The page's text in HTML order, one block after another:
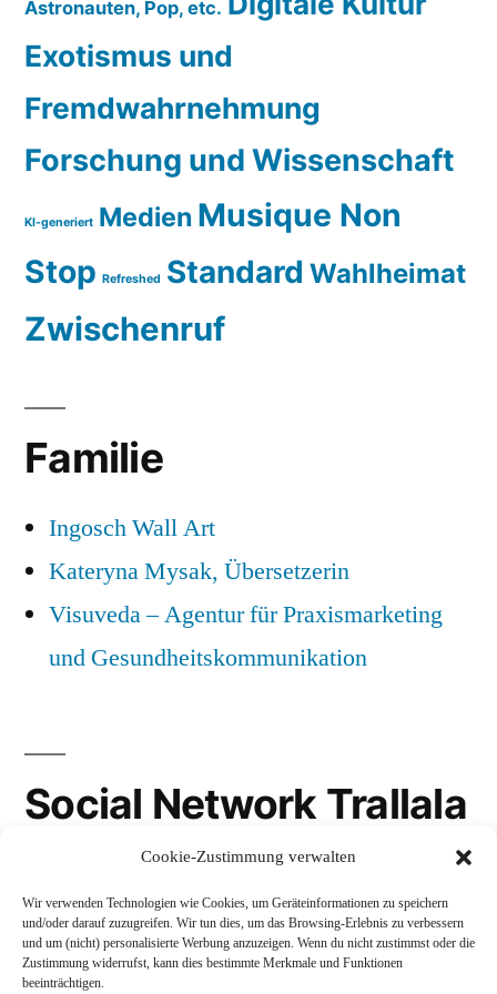
Cookie-Zustimmung verwalten
Wir verwenden Technologien wie Cookies, um Geräteinformationen zu speichern
und/oder darauf zuzugreifen. Wir tun dies, um das Browsing-Erlebnis zu verbessern
und um (nicht) personalisierte Werbung anzuzeigen. Wenn du nicht zustimmst oder die
Zustimmung widerrufst, kann dies bestimmte Merkmale und Funktionen
beeinträchtigen.
Astronauten, Pop, etc.
Exotismus und
Fremdwahrnehmung
Forschung und Wissenschaft
KI-generiert Medien Musique Non
Stop Refreshed Standard Wahlheimat
Zwischenruf
Familie
Ingosch Wall Art
Kateryna Mysak, Übersetzerin
Visuveda – Agentur für Praxismarketing
und Gesundheitskommunikation
Social Network Trallala
LinkedIn
Mastodon